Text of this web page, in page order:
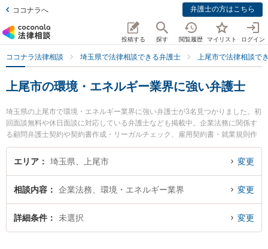
ココナラへ 弁護士の方はこちら
投稿する 探す 閲覧履歴 マイリスト ログイン
ココナラ法律相談 埼玉県で法律相談できる弁護士 上尾市で法律相談で
上尾市の環境・エネルギー業界に強い弁護士
埼玉県の上尾市で環境・エネルギー業界に強い弁護士が3名見つかりました。初
回面談無料や休日面談に対応している弁護士なども掲載中。企業法務に関係す
る顧問弁護士契約や契約書作成・リーガルチェック、雇用契約書・就業規則作
成等の細かな分野での絞り込み検索もでき便利です。特に上尾あおぞら法律事
務所の川村 正衡弁護士や武井・鳥居法律事務所の武井 俊介弁護士、武井・鳥居
ラブルを今すぐに弁護士に相談したい』『環境・エネルギー業界のトラブル解
決の実績豊富な近くの弁護士を検索したい』『初回相談無料で環境・エネルギ
ー業界を法律相談できる上尾市内の弁護士に相談予約したい』などでお困りの
エリア 埼玉県、上尾市 変更
相談内容 企業法務、環境・エネルギー業界 変更
詳細条件 未選択 変更